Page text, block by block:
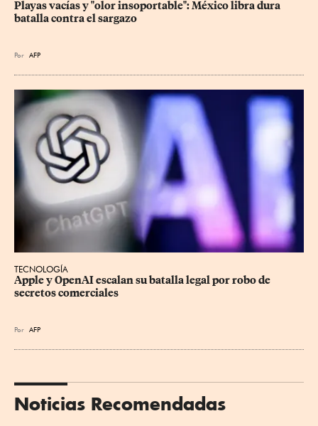
Playas vacías y "olor insoportable": México libra dura
batalla contra el sargazo
Por AFP
TECNOLOGÍA
Apple y OpenAI escalan su batalla legal por robo de
secretos comerciales
Por AFP
Noticias Recomendadas